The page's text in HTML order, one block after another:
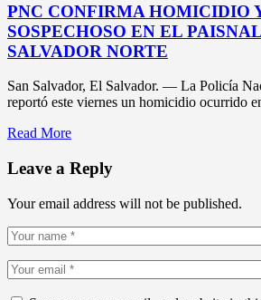
PNC CONFIRMA HOMICIDIO
SOSPECHOSO EN EL
SALVADOR NORTE
San Salvador, El Salvador. — La Policía
reportó este viernes un homicidio ocurrido
Read More
Leave a Reply
Your email address will not be published.